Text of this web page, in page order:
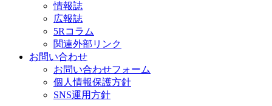
情報誌
広報誌
5Rコラム
関連外部リンク
お問い合わせ
お問い合わせフォーム
個人情報保護方針
SNS運用方針